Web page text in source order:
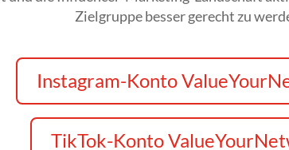
Zielgruppe besser gerecht zu
Instagram-Konto
TikTok-Konto